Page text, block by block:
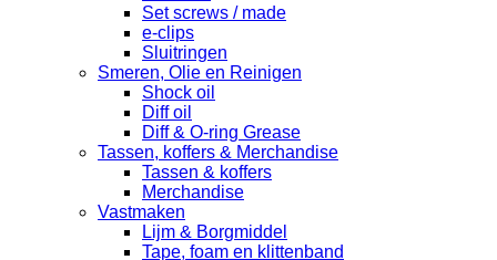
Set screws / made
e-clips
Sluitringen
Smeren, Olie en Reinigen
Shock oil
Diff oil
Diff & O-ring Grease
Tassen, koffers & Merchandise
Tassen & koffers
Merchandise
Vastmaken
Lijm & Borgmiddel
Tape, foam en klittenband